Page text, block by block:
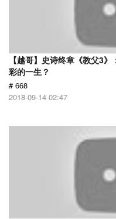
【越哥】史诗终章《教父3
彩的一生？
# 668
2018-09-14 02:47